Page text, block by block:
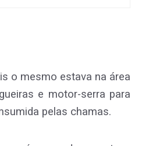
o mesmo estava na área
e motor-serra para
pelas chamas.